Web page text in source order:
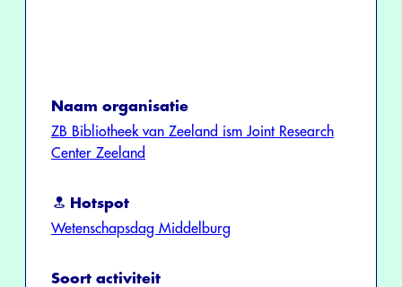
Naam organisatie
ZB Bibliotheek van Zeeland ism Joint Research
Center Zeeland
Hotspot
Wetenschapsdag Middelburg
Soort activiteit